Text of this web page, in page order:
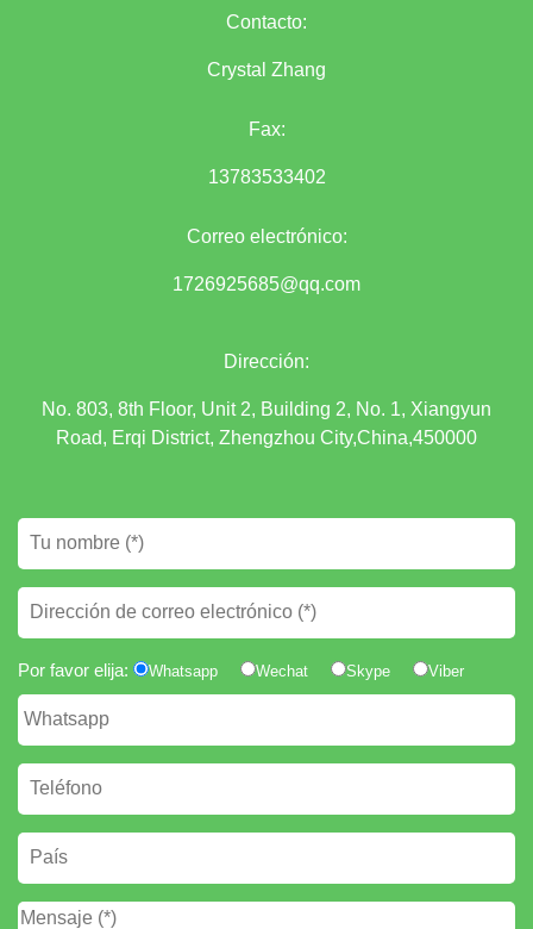
Contacto:
Crystal Zhang
Fax:
13783533402
Correo electrónico:
1726925685@qq.com
Dirección:
No. 803, 8th Floor, Unit 2, Building 2, No. 1, Xiangyun
Road, Erqi District, Zhengzhou City,China,450000
Por favor elija: Whatsapp Wechat Skype Viber